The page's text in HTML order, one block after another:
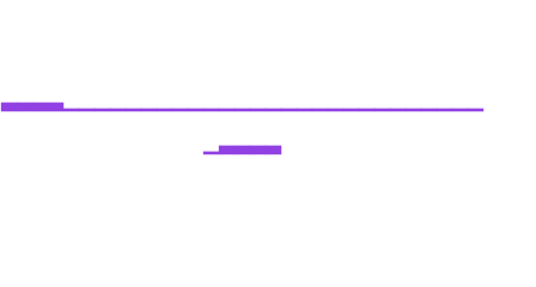
▃▃▃▃▁▁▁▁▁▁▁▁▁▁▁▁▁▁▁▁▁▁▁▁▁▁▁▁▁▁▁
▁▃▃▃▃